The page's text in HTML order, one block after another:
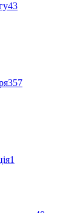
43
357
1